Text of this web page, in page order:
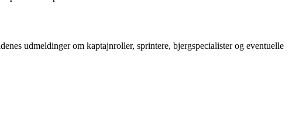
udmeldinger om kaptajnroller, sprintere, bjergspecialister og eventuelle